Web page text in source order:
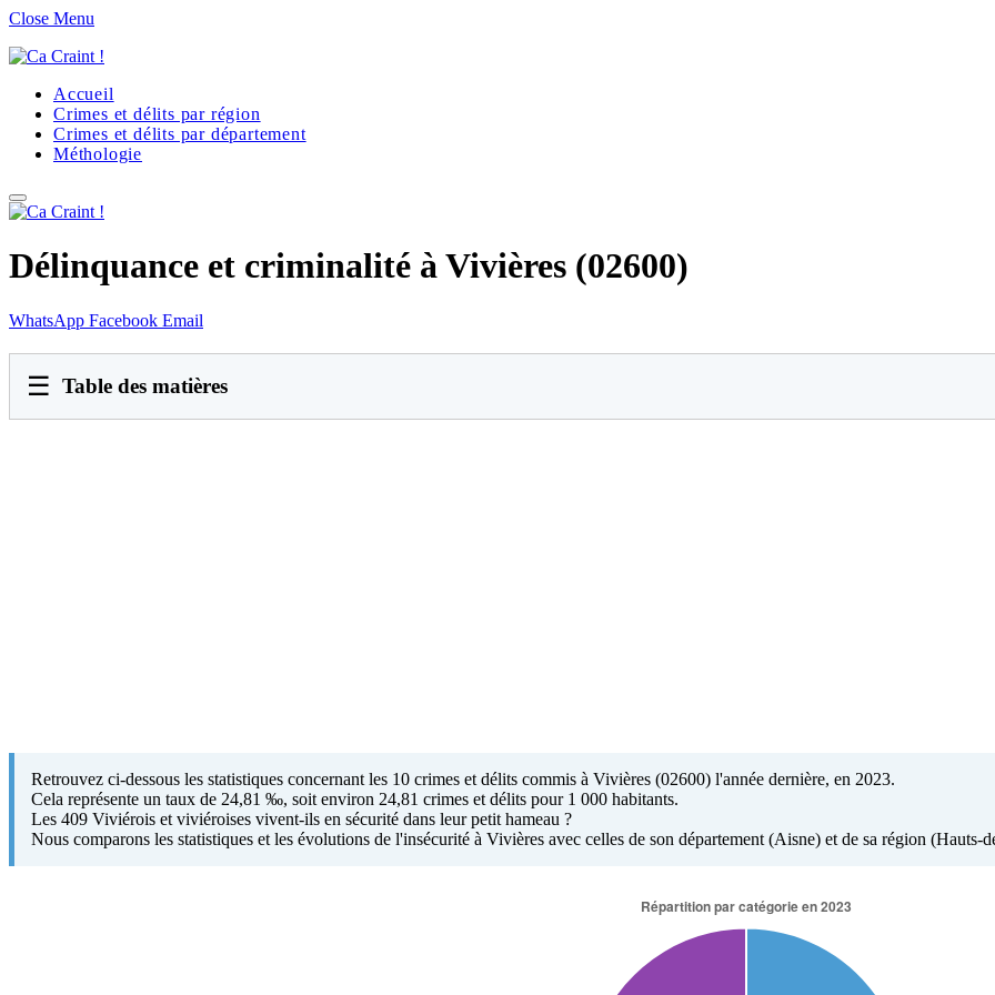
Close Menu
Accueil
Crimes et délits par région
Crimes et délits par département
Méthologie
Délinquance et criminalité à Vivières (02600)
WhatsApp Facebook Email
☰ Table des matières
Retrouvez ci-dessous les statistiques concernant les 10 crimes et délits commis à Vivières (02600) l'année dernière, en 2023.
Cela représente un taux de 24,81 ‰, soit environ 24,81 crimes et délits pour 1 000 habitants.
Les 409 Viviérois et viviéroises vivent-ils en sécurité dans leur petit hameau ?
Nous comparons les statistiques et les évolutions de l'insécurité à Vivières avec celles de son département (Aisne) et de sa région (Hauts-